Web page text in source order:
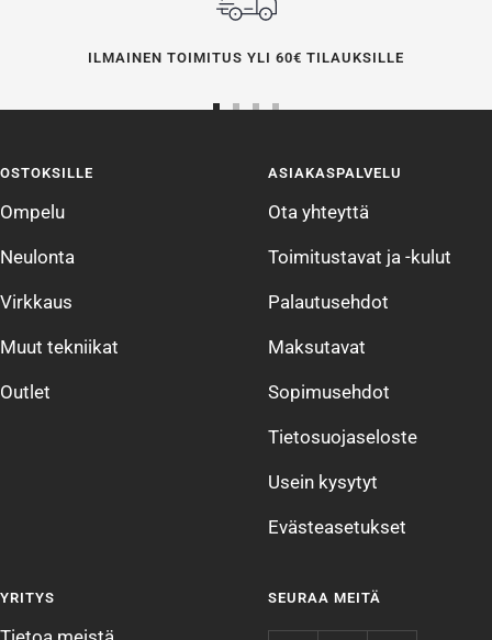
ILMAINEN TOIMITUS YLI 60€ TILAUKSILLE
4
OSTOKSILLE
Ompelu
Neulonta
Virkkaus
Muut tekniikat
Outlet
ASIAKASPALVELU
Ota yhteyttä
Toimitustavat ja -kulut
Palautusehdot
Maksutavat
Sopimusehdot
Tietosuojaseloste
Usein kysytyt
Evästeasetukset
YRITYS SEURAA MEITÄ